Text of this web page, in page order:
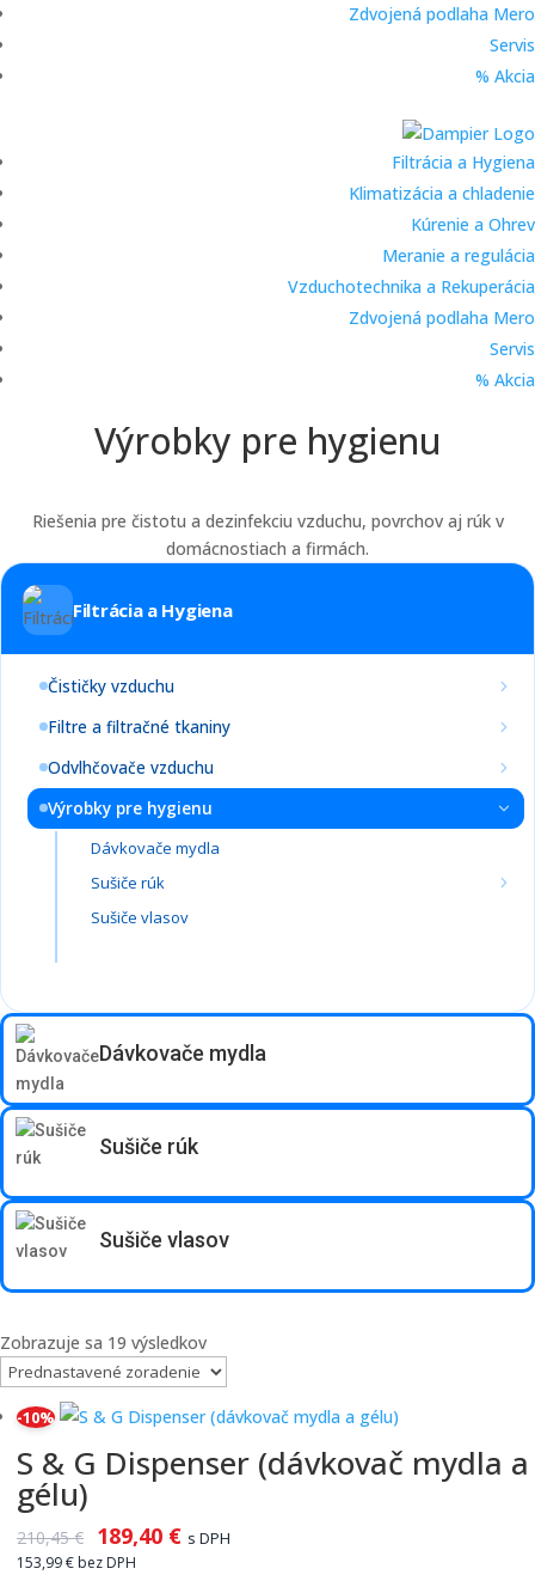
Zdvojená podlaha Mero
Servis
% Akcia
Filtrácia a Hygiena
Klimatizácia a chladenie
Kúrenie a Ohrev
Meranie a regulácia
Vzduchotechnika a Rekuperácia
Zdvojená podlaha Mero
Servis
% Akcia
Výrobky pre hygienu
Riešenia pre čistotu a dezinfekciu vzduchu, povrchov aj rúk v
domácnostiach a firmách.
Filtrácia a Hygiena
Čističky vzduchu
Filtre a filtračné tkaniny
Odvlhčovače vzduchu
Výrobky pre hygienu
Dávkovače mydla
Sušiče rúk
Sušiče vlasov
Dávkovače mydla
Sušiče rúk
Sušiče vlasov
Zobrazuje sa 19 výsledkov
-10%
S & G Dispenser (dávkovač mydla a
gélu)
210,45€ 189,40 € s DPH
153,99€ bez DPH